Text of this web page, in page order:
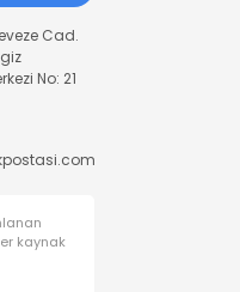
Cad.
No: 21
kaynak